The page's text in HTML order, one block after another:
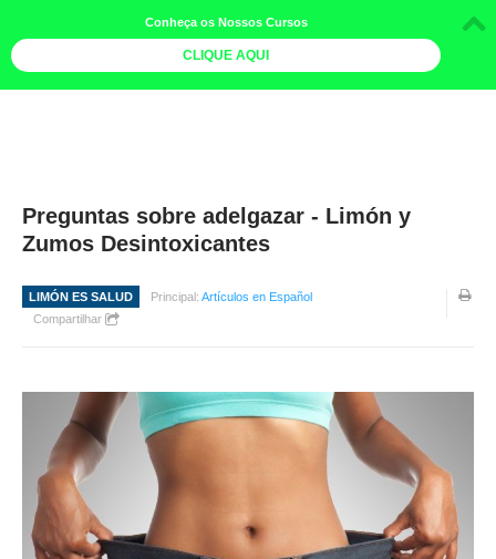
LIVROS
MAIS
QUEM SOMOS
GALERIA DE FOTOS
PÓS-OFICINAS
COLABORADORES
TV DE BEM COM A NATUREZA
Preguntas sobre adelgazar - Limón y
Zumos Desintoxicantes
LIMÓN ES SALUD Principal: Artículos en Español
Compartilhar
Conheça os Nossos Cursos
CLIQUE AQUI